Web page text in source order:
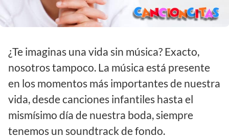
¿Te imaginas una vida sin música? Exacto,
nosotros tampoco. La música está presente
en los momentos más importantes de nuestra
vida, desde canciones infantiles hasta el
mismísimo día de nuestra boda, siempre
tenemos un soundtrack de fondo.